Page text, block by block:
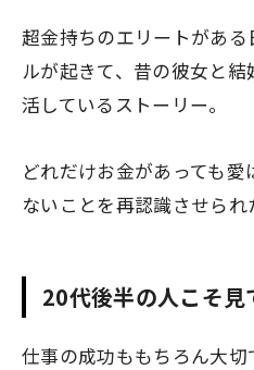
超金持ちのエリートがあ
ルが起きて、昔の彼女と
活しているストーリー。
どれだけお金があっても
ないことを再認識させられ
20代後半の人こそ見
仕事の成功ももちろん大切